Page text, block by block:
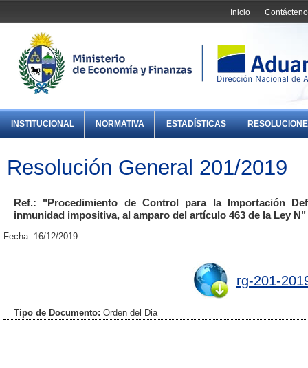
Inicio
INSTITUCIONAL NORMATIVA ESTADÍSTICAS
Resolución General 201/2019
Ref.: "Procedimiento de Control para la Importación
inmunidad impositiva, al amparo del artículo 463 de la Ley N"
Fecha: 16/12/2019
rg-201-
Tipo de Documento: Orden del Dia